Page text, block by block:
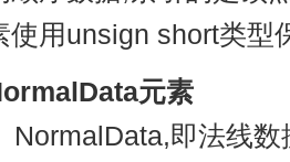
使用unsign short类型
元素
即法线数